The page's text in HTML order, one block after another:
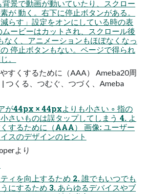
背景で動画が動いていたり、スクロー
が 動く。右下に停止ボタンがある。
減らす」設定をオンにしている時の表
ムービーはカットされ、スクロール後
なく、アニメーションもほぼなくなっ
停止ボタンもない。ページで得られ
。
すくするために（AAA） Ameba20周
つくる、つむぐ、つづく、Ameba
が44px × 44pxよりも小さい ◦ 指の
さいものは誤タップしてしまう 4. よ
するために（AAA） 画像: ユーザー
スのデザインのヒント
より
ィを向上するため 2. 誰でもいつでも
にするため 3. あらゆるデバイスやブ